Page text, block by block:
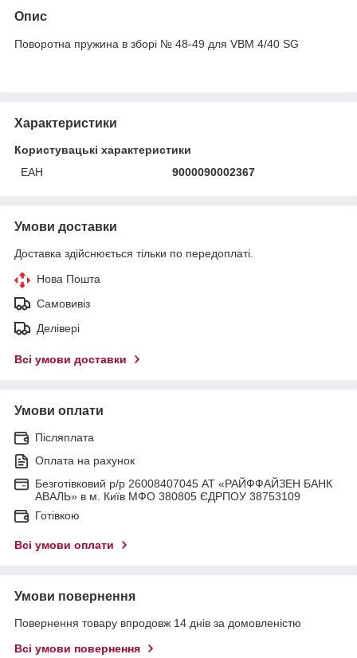
Опис
Поворотна пружина в зборі № 48-49 для VBM 4/40 SG
Характеристики
Користувацькі характеристики
ЕАН
9000090002367
Умови доставки
Доставка здійснюється тільки по передоплаті.
Нова Пошта
Самовивіз
Делівері
Всі умови доставки
Умови оплати
Післяплата
Оплата на рахунок
Безготівковий р/р 26008407045 АТ «РАЙФФАЙЗЕН БАНК
АВАЛЬ» в м. Київ МФО 380805 ЄДРПОУ 38753109
Готівкою
Всі умови оплати
Умови повернення
Повернення товару впродовж 14 днів за домовленістю
Всі умови повернення